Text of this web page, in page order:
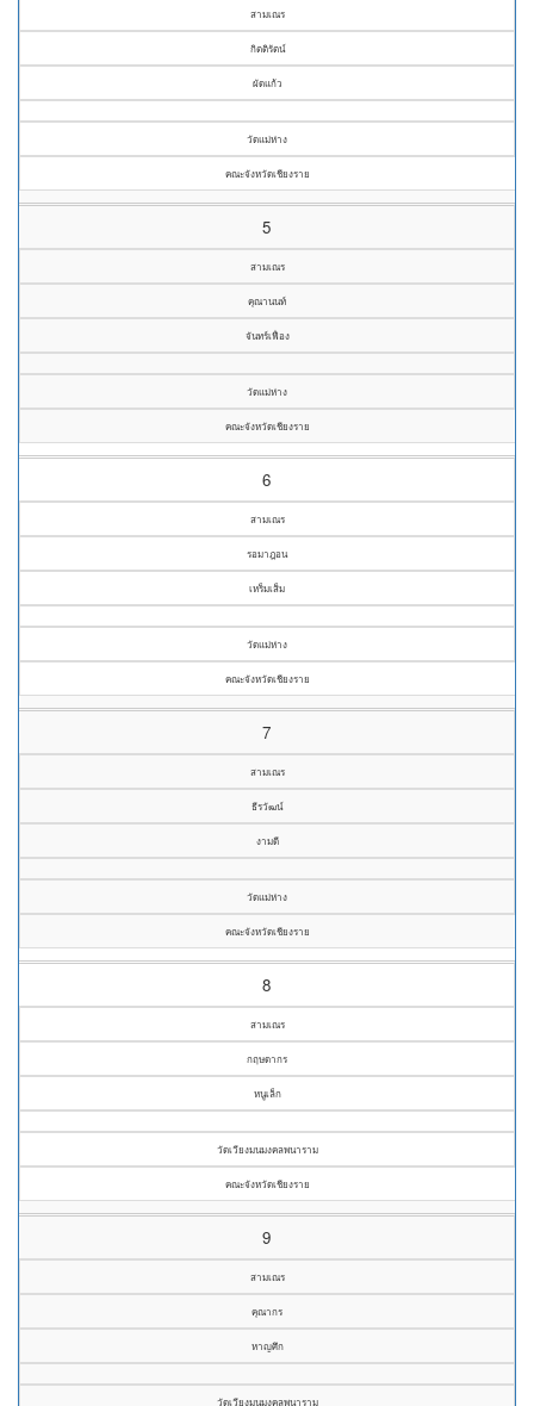
สามเณร
กิตติรัตน์
ผัดแก้ว
วัดแม่ห่าง
คณะจังหวัดเชียงราย
5
สามเณร
คุณานนท์
จันทร์เฟื่อง
วัดแม่ห่าง
คณะจังหวัดเชียงราย
6
สามเณร
รอมาฎอน
เหร็มเส็ม
วัดแม่ห่าง
คณะจังหวัดเชียงราย
7
สามเณร
ธีรวัฒน์
งามดี
วัดแม่ห่าง
คณะจังหวัดเชียงราย
8
สามเณร
กฤษดากร
หนูเล็ก
วัดเวียงมนมงคลพนาราม
คณะจังหวัดเชียงราย
9
สามเณร
คุณากร
หาญศึก
วัดเวียงมนมงคลพนาราม